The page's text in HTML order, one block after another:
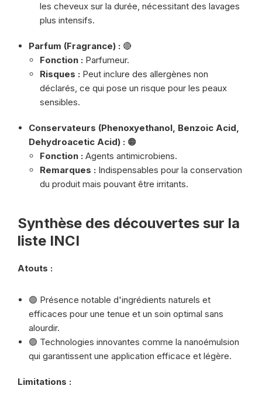
les cheveux sur la durée, nécessitant des lavages
plus intensifs.
Parfum (Fragrance) : 🔴
Fonction : Parfumeur.
Risques : Peut inclure des allergènes non
déclarés, ce qui pose un risque pour les peaux
sensibles.
Conservateurs (Phenoxyethanol, Benzoic Acid,
Dehydroacetic Acid) : 🟠
Fonction : Agents antimicrobiens.
Remarques : Indispensables pour la conservation
du produit mais pouvant être irritants.
Synthèse des découvertes sur la
liste INCI
Atouts :
🟢 Présence notable d'ingrédients naturels et
efficaces pour une tenue et un soin optimal sans
alourdir.
🟢 Technologies innovantes comme la nanoémulsion
qui garantissent une application efficace et légère.
Limitations :